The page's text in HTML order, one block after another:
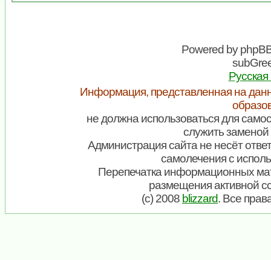
Powered by
Информация, представленная на
не должна использоваться для
служить заменой
Администрация сайта не несёт
самолечения с
Перепечатка информационных
размещения активной
(c) 2008 blizzard. Все